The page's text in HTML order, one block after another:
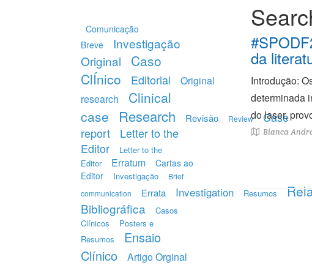
Comunicação
Breve
Investigação
Original
Caso
ClÍnico
Editorial
Original
research
Clinical
case
Research Revisão Review
Case
report
Letter to the
Editor
Letter to the
Editor
Erratum
Cartas ao
Editor
Investigação
Brief
communication
Errata Investigation Resumos
Bibliográfica
Casos
Clínicos
Posters e
Resumos
Ensaio
Clínico
Artigo Orginal
da
Introdução:
determinada
do laser,
Bianca